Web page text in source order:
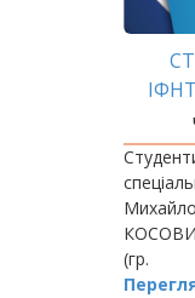
(гр.